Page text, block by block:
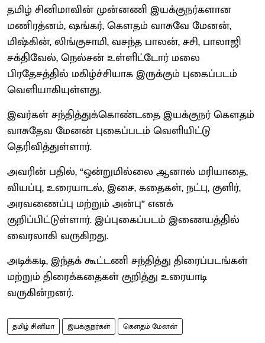
தமிழ் சினிமாவின் முன்னணி இயக்குநர்களான
மணிரத்னம், ஷங்கர், கௌதம் வாசுவே மேனன்,
மிஷ்கின், லிங்குசாமி, வசந்த பாலன், சசி, பாலாஜி
சக்திவேல், நெல்சன் உள்ளிட்டோர் மலை
பிரதேசத்தில் மகிழ்ச்சியாக இருக்கும் புகைப்படம்
வெளியாகியுள்ளது.
இவர்கள் சந்தித்துக்கொண்டதை இயக்குநர் கௌதம்
வாசுதேவ மேனன் புகைப்படம் வெளியிட்டு
தெரிவித்துள்ளார்.
அவரின் பதில், “ஒன்றுமில்லை ஆனால் மரியாதை,
வியப்பு, உரையாடல், இசை, கதைகள், நட்பு, குளிர்,
அரவணைப்பு மற்றும் அன்பு” எனக்
குறிப்பிட்டுள்ளார். இப்புகைப்படம் இணையத்தில்
வைரலாகி வருகிறது.
அடிக்கடி, இந்தக் கூட்டணி சந்தித்து திரைப்படங்கள்
மற்றும் திரைக்கதைகள் குறித்து உரையாடி
வருகின்றனர்.
தமிழ் சினிமா இயக்குநர்கள் கெளதம் மேனன்